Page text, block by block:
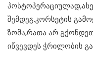
შემდეგ.კორსეტის
ზომა,რათა არ
იწვევდეს ჭრილობის